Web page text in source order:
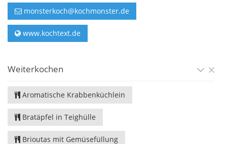
monsterkoch@kochmonster.de
www.kochtext.de
Weiterkochen
Aromatische Krabbenküchlein
Bratäpfel in Teighülle
Brioutas mit Gemüsefüllung